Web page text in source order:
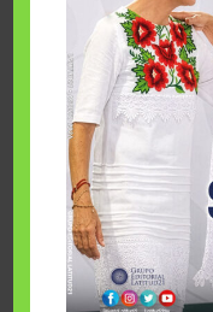
Fairmont Mayakoba y
esfuerzos para hacer